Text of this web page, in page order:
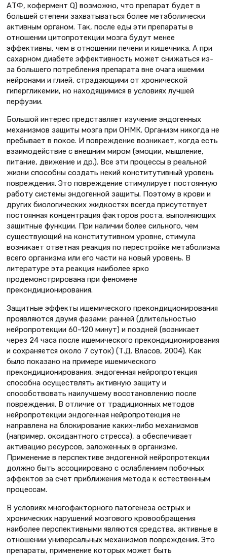
АТФ, кофермент Q) возможно, что препарат будет в
большей степени захватываться более метаболически
активным органом. Так, после еды эти препараты в
отношении цитопротекции мозга будут менее
эффективны, чем в отношении печени и кишечника. А при
сахарном диабете эффективность может снижаться из-
за большего потребления препарата вне очага ишемии
нейронами и глией, страдающими от хронической
гипергликемии, но находящимися в условиях лучшей
перфузии.
Большой интерес представляет изучение эндогенных
механизмов защиты мозга при ОНМК. Организм никогда не
пребывает в покое. И повреждение возникает, когда есть
взаимодействие с внешним миром (эмоции, мышление,
питание, движение и др.). Все эти процессы в реальной
жизни способны создать некий конститутивный уровень
повреждения. Это повреждение стимулирует постоянную
работу системы эндогенной защиты. Поэтому в крови и
других биологических жидкостях всегда присутствует
постоянная концентрация факторов роста, выполняющих
защитные функции. При наличии более сильного, чем
существующий на конститутивном уровне, стимула
возникает ответная реакция по перестройке метаболизма
всего организма или его части на новый уровень. В
литературе эта реакция наиболее ярко
продемонстрирована при феномене
прекондиционирования.
Защитные эффекты ишемического прекондиционирования
проявляются двумя фазами: ранней (длительностью
нейропротекции 60–120 минут) и поздней (возникает
через 24 часа после ишемического прекондиционирования
и сохраняется около 7 суток) (Т.Д. Власов, 2004). Как
было показано на примере ишемического
прекондиционирования, эндогенная нейропротекция
способна осуществлять активную защиту и
способствовать наилучшему восстановлению после
повреждения. В отличие от традиционных методов
нейропротекции эндогенная нейропротекция не
направлена на блокирование каких-либо механизмов
(например, оксидантного стресса), а обеспечивает
активацию ресурсов, заложенных в организме.
Применение в перспективе эндогенной нейропротекции
должно быть ассоциировано с ослаблением побочных
эффектов за счет приближения метода к естественным
процессам.
В условиях многофакторного патогенеза острых и
хронических нарушений мозгового кровообращения
наиболее перспективными являются средства, активные в
отношении универсальных механизмов повреждения. Это
препараты, применение которых может быть